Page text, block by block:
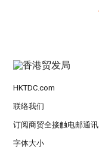
HKTDC.com
联络我们
订阅商贸全接触电邮通讯
字体大小